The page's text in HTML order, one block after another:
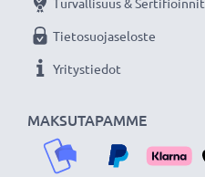
MAKSUTAPAMME
Tietosuojaseloste
Yritystiedot